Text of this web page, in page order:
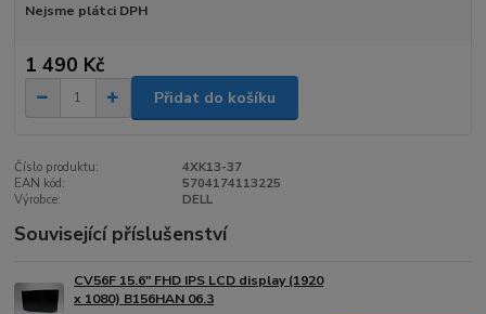
Nejsme plátci DPH
1 490 Kč
Přidat do košíku
Číslo produktu:
4XK13-37
EAN kód:
5704174113225
Výrobce:
DELL
Související příslušenství
CV56F 15.6" FHD IPS LCD display (1920
x 1080) B156HAN 06.3